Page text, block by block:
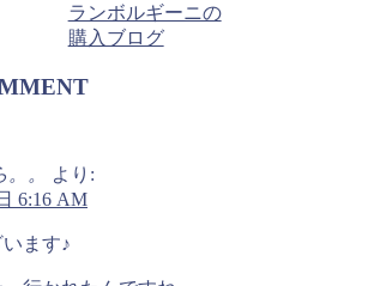
ランボルギーニの
購入ブログ
。
より:
6:16 AM
ます♪